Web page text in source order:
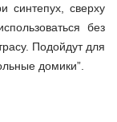
синтепух, сверху
без
Подойдут для
домики”.